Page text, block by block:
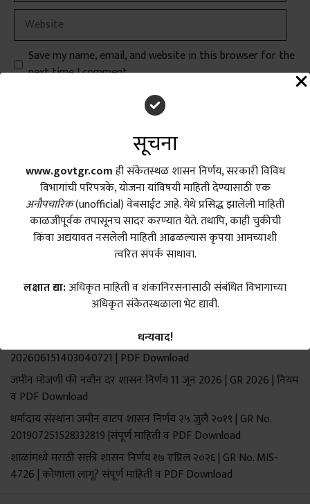
सूचना
www.govtgr.comही संकेतस्थळ शासन निर्णय, सरकारी विविध
विभागांची परिपत्रके, योजना यांविषयी माहिती देण्यासाठी एक
अनौपचारिक(unofficial) वेबसाईट आहे. येथे प्रसिद्ध झालेली माहिती
काळजीपूर्वक तपासूनच सादर करण्यात येते. तथापि, काही चुकीची
किंवा अद्ययावत नसलेली माहिती आढळल्यास कृपया आमच्याशी
त्वरित संपर्क साधावा.
लक्षात द्या:अधिकृत माहिती व शंकानिरसनासाठी संबंधित विभागाच्या
अधिकृत संकेतस्थळाला भेट द्यावी.
धन्यवाद!
Call To Action
Website
Save my name, email, and website in this browser for the
next time I comment.
Search
Search
Recent Posts
शिक्षण सेवक योजनेत ऐतिहासिक सुधारणा; नवीन शासन निर्णय जारी
शिक्षण सेवक वेतन निश्चिती शासन निर्णय 15 जून 2026 | GR No.
202606151403040721 | PDF Download
जमीन मोजणी फी नवीन दर शासन निर्णय 11 जून 2026 | GR 2026 | नियम
व PDF Download
धर्मादाय संस्थांना जमीन वाटप शासन निर्णय २५ जुलै २०१९ | GR No.
201907251528332819 |संपूर्ण माहिती व PDF Download
शाळांमध्ये मराठी सक्ती शासन निर्णय १७ एप्रिल २०२६ | GR No. MIS-
4726 | कोणाला लागू? संपूर्ण माहिती व PDF Download